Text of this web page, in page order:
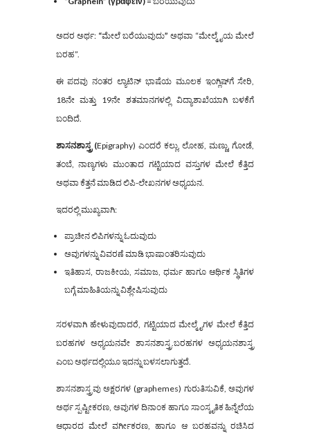
ಅದರ ಅರ್ಥ: “ಮೇಲೆ ಬರೆಯುವುದು” ಅಥವಾ “ಮೇಲ್ಮೈಯ ಮೇಲೆ
ಬರಹ”.
ಈ ಪದವು ನಂತರ ಲ್ಯಾಟಿನ್ ಭಾಷೆಯ ಮೂಲಕ ಇಂಗ್ಲಿಷ್‌ಗೆ ಸೇರಿ,
18ನೇ ಮತ್ತು 19ನೇ ಶತಮಾನಗಳಲ್ಲಿ ವಿದ್ಯಾಶಾಖೆಯಾಗಿ ಬಳಕೆಗೆ
ಬಂದಿದೆ.
ಶಾಸನಶಾಸ್ತ್ರ (Epigraphy) ಎಂದರೆ ಕಲ್ಲು, ಲೋಹ, ಮಣ್ಣು, ಗೋಡೆ,
ತಂಬೆ, ನಾಣ್ಯಗಳು ಮುಂತಾದ ಗಟ್ಟಿಯಾದ ವಸ್ತುಗಳ ಮೇಲೆ ಕೆತ್ತಿದ
ಅಥವಾ ಕೆತ್ತನೆ ಮಾಡಿದ ಲಿಪಿ-ಲೇಖನಗಳ ಅಧ್ಯಯನ.
ಇದರಲ್ಲಿ ಮುಖ್ಯವಾಗಿ:
ಪ್ರಾಚೀನ ಲಿಪಿಗಳನ್ನು ಓದುವುದು
ಅವುಗಳನ್ನು ವಿವರಣೆ ಮಾಡಿ ಭಾಷಾಂತರಿಸುವುದು
ಇತಿಹಾಸ, ರಾಜಕೀಯ, ಸಮಾಜ, ಧರ್ಮ ಹಾಗೂ ಆರ್ಥಿಕ ಸ್ಥಿತಿಗಳ
ಬಗ್ಗೆ ಮಾಹಿತಿಯನ್ನು ವಿಶ್ಲೇಷಿಸುವುದು
ಸರಳವಾಗಿ ಹೇಳುವುದಾದರೆ, ಗಟ್ಟಿಯಾದ ಮೇಲ್ಮೈಗಳ ಮೇಲೆ ಕೆತ್ತಿದ
ಬರಹಗಳ ಅಧ್ಯಯನವೇ ಶಾಸನಶಾಸ್ತ್ರ.ಬರಹಗಳ ಅಧ್ಯಯನಶಾಸ್ತ್ರ
ಎಂಬ ಅರ್ಥದಲ್ಲಿಯೂ ಇದನ್ನು ಬಳಸಲಾಗುತ್ತದೆ.
ಶಾಸನಶಾಸ್ತ್ರವು ಅಕ್ಷರಗಳ (graphemes) ಗುರುತಿಸುವಿಕೆ, ಅವುಗಳ
ಅರ್ಥ ಸ್ಪಷ್ಟೀಕರಣ, ಅವುಗಳ ದಿನಾಂಕ ಹಾಗೂ ಸಾಂಸ್ಕೃತಿಕ ಹಿನ್ನೆಲೆಯ
ಆಧಾರದ ಮೇಲೆ ವರ್ಗೀಕರಣ, ಹಾಗೂ ಆ ಬರಹವನ್ನು ರಚಿಸಿದ